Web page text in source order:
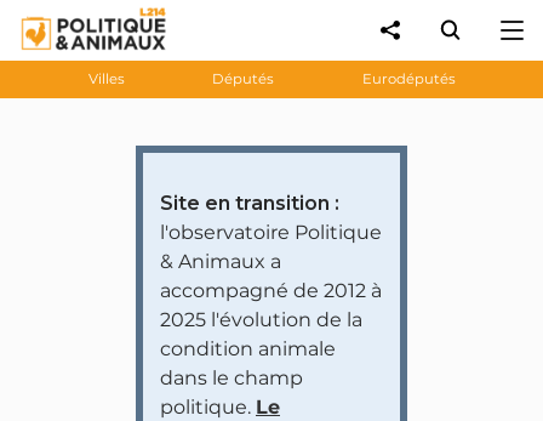
Villes Députés Eurodéputés
Site en transition :
l'observatoire Politique
& Animaux a
accompagné de 2012 à
2025 l'évolution de la
condition animale
dans le champ
politique. Le